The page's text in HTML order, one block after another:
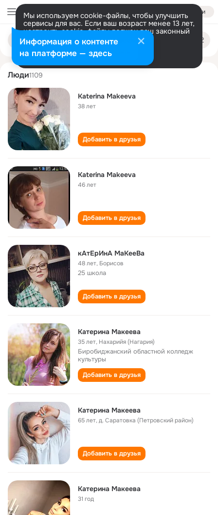
Войти
Мы используем cookie-файлы, чтобы улучшить
сервисы для вас. Если ваш возраст менее 13 лет,
настроить cookie-файлы должен ваш законный
представитель. Больше информации
Разрешить все Настроить
Поиск
людям
katerina makeeva
Люди1109
Katerina Makeeva
38 лет
Добавить в друзья
Katerina Makeeva
46 лет
Добавить в друзья
кАтЕрИнА МаКееВа
48 лет, Борисов
25 школа
Добавить в друзья
Катерина Макеева
35 лет, Нахарийя (Нагария)
Биробиджанский областной колледж
культуры
Добавить в друзья
Катерина Макеева
65 лет,д. Саратовка (Петровский район)
Добавить в друзья
Катерина Макеева
31 год
Информация о контенте
на платформе — здесь